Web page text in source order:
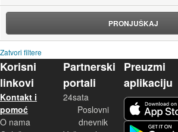
PRONJUŠKAJ
Zatvori filtere
Korisni
linkovi
Kontakt i
pomoć
O nama
Partnerski
portali
24sata
Poslovni
dnevnik
Preuzmi
aplikaciju